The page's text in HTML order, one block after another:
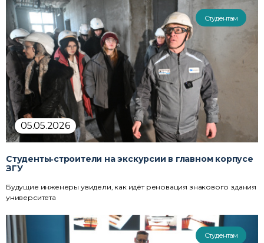
Студентам
05.05.2026
Студенты‑строители на экскурсии в главном корпусе
ЗГУ
Будущие инженеры увидели, как идёт реновация знакового здания
университета
Студентам